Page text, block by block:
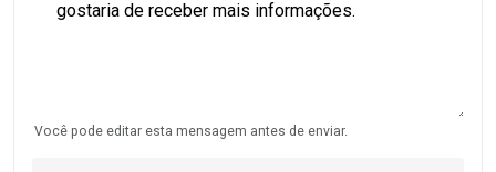
Você pode editar esta mensagem antes de enviar.